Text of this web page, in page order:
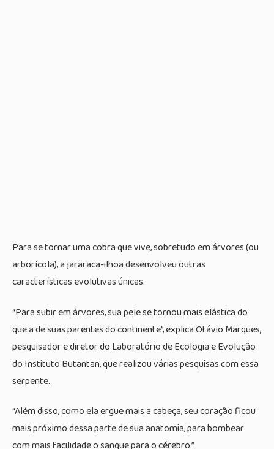
Para se tornar uma cobra que vive, sobretudo em árvores (ou
arborícola), a jararaca-ilhoa desenvolveu outras
características evolutivas únicas.
“Para subir em árvores, sua pele se tornou mais elástica do
que a de suas parentes do continente”, explica Otávio Marques,
pesquisador e diretor do Laboratório de Ecologia e Evolução
do Instituto Butantan, que realizou várias pesquisas com essa
serpente.
“Além disso, como ela ergue mais a cabeça, seu coração ficou
mais próximo dessa parte de sua anatomia, para bombear
com mais facilidade o sangue para o cérebro.”